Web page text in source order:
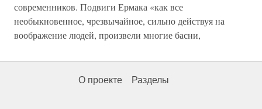
современников. Подвиги Ермака «как все
необыкновенное, чрезвычайное, сильно действуя на
воображение людей, произвели многие басни,
О проекте Разделы